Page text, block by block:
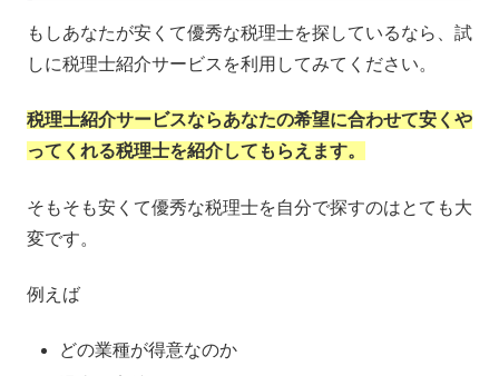
もしあなたが安くて優秀な税理士を探しているなら、試
しに税理士紹介サービスを利用してみてください。
税理士紹介サービスならあなたの希望に合わせて安くや
ってくれる税理士を紹介してもらえます。
そもそも安くて優秀な税理士を自分で探すのはとても大
変です。
例えば
どの業種が得意なのか